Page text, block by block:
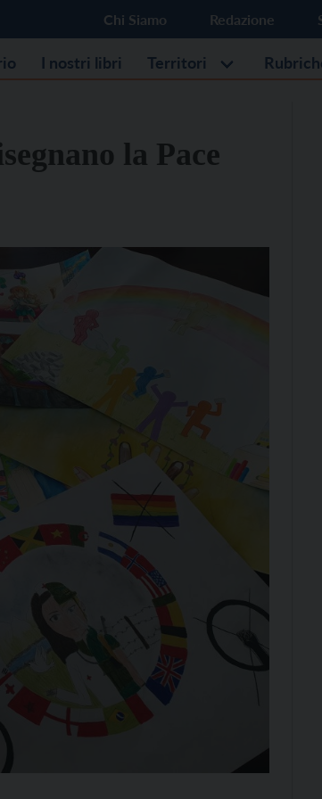
Chi Siamo Redazione
I nostri libri Territori
la Pace